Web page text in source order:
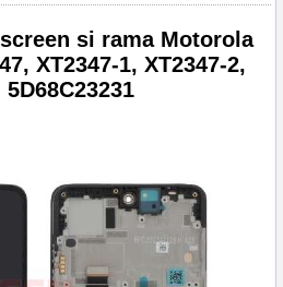
si rama Motorola
XT2347-1, XT2347-2,
5D68C23231